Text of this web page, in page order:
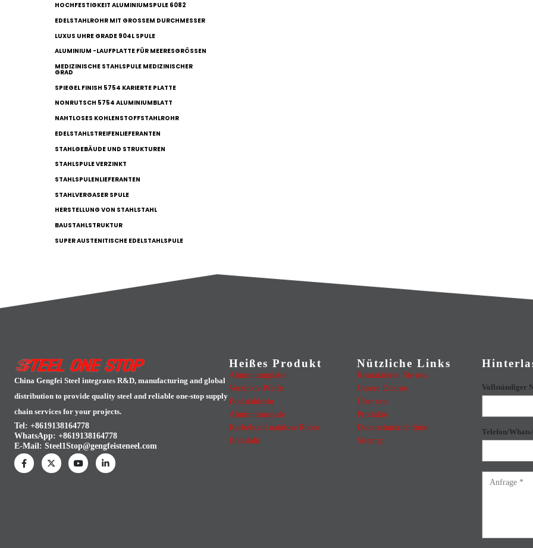
HOCHFESTIGKEIT ALUMINIUMSPULE 6082
EDELSTAHLROHR MIT GROSSEM DURCHMESSER
LUXUS UHRE GRADE 904L SPULE
ALUMINIUM -LAUFPLATTE FÜR MEERESGRÖSSEN
MEDIZINISCHE STAHLSPULE MEDIZINISCHER
GRAD
SPIEGEL FINISH 5754 KARIERTE PLATTE
NONRUTSCH 5754 ALUMINIUMBLATT
NAHTLOSES KOHLENSTOFFSTAHLROHR
EDELSTAHLSTREIFENLIEFERANTEN
STAHLGEBÄUDE UND STRUKTUREN
STAHLSPULE VERZINKT
STAHLSPULENLIEFERANTEN
STAHLVERGASER SPULE
HERSTELLUNG VON STAHLSTAHL
BAUSTAHLSTRUKTUR
SUPER AUSTENITISCHE EDELSTAHLSPULE
China Gengfei Steel integrates R&D, manufacturing and global
distribution to provide quality steel and reliable one-stop supply
chain services for your projects.
Tel: +8619138164778
WhatsApp: +8619138164778
E-Mail: Steel1Stop@gengfeisteneel.com
Heißes Produkt
Aluminiumplatte
Verzinkte Pfeife
Edelstahlrohr
Aluminiumspule
Karbelstahl nahtlose Rohre
Edelstahl
Nützliche Links
Kontaktieren Sie uns
Unsere Dienste
Über uns
Produkte
Datenschutzrichtlinie
Sitemap
Vollständiger
Telefon/